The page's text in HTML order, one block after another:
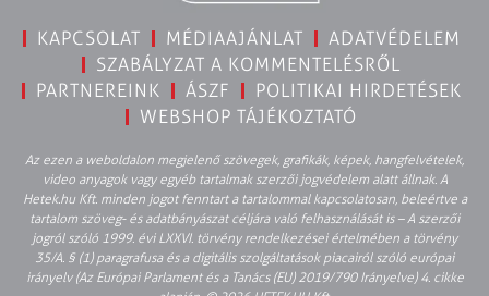
KAPCSOLAT MÉDIAAJÁNLAT
ADATVÉDELEM
SZABÁLYZAT A KOMMENTELÉSRŐL
PARTNEREINK
ÁSZF
POLITIKAI HIRDETÉSEK
WEBSHOP TÁJÉKOZTATÓ
Az ezen a weboldalon megjelenő szövegek, grafikák, képek, hangfelvételek,
video anyagok vagy egyéb tartalmak szerzői jogvédelem alatt állnak. A
Hetek.hu Kft. minden jogot fenntart a tartalommal kapcsolatosan, beleértve a
tartalom szöveg- és adatbányászat céljára való felhasználását is – A szerzői
jogról szóló 1999. évi LXXVI. törvény rendelkezései értelmében a törvény
35/A. § (1) paragrafusa és a digitális szolgáltatások piacairól szóló európai
irányelv (Az Európai Parlament és a Tanács (EU) 2019/790 Irányelve) 4. cikke